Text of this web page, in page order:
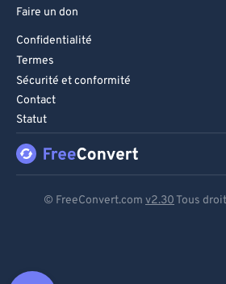
Faire un don
Confidentialité
Termes
Sécurité et conformité
Contact
Statut
© FreeConvert.com v2.30 Tous